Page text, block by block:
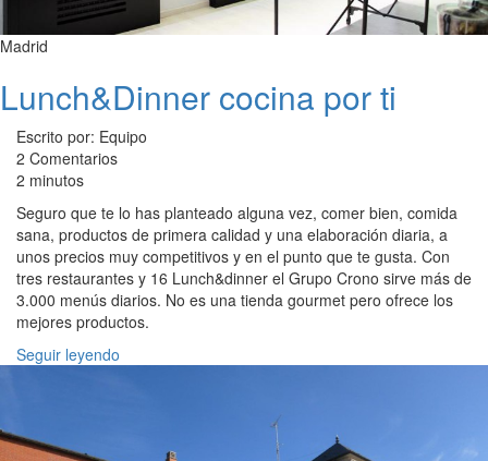
Madrid
Lunch&Dinner cocina por ti
Escrito por: Equipo
2 Comentarios
2 minutos
Seguro que te lo has planteado alguna vez, comer bien, comida
sana, productos de primera calidad y una elaboración diaria, a
unos precios muy competitivos y en el punto que te gusta. Con
tres restaurantes y 16 Lunch&dinner el Grupo Crono sirve más de
3.000 menús diarios. No es una tienda gourmet pero ofrece los
mejores productos.
Seguir leyendo